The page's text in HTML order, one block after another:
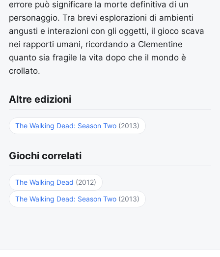
errore può significare la morte definitiva di un
personaggio. Tra brevi esplorazioni di ambienti
angusti e interazioni con gli oggetti, il gioco scava
nei rapporti umani, ricordando a Clementine
quanto sia fragile la vita dopo che il mondo è
crollato.
Altre edizioni
The Walking Dead: Season Two (2013)
Giochi correlati
The Walking Dead (2012)
The Walking Dead: Season Two (2013)